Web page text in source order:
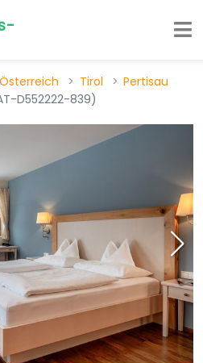
Österreich Tirol
Pertisau
D552222-839)